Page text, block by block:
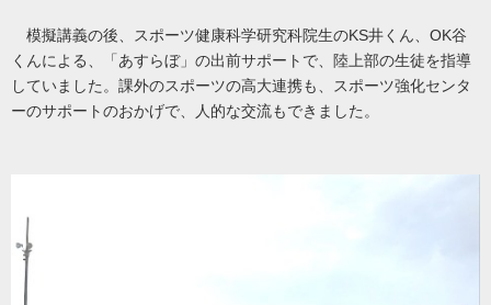
模擬講義の後、スポーツ健康科学研究科院生のKS井くん、OK谷
くんによる、「あすらぼ」の出前サポートで、陸上部の生徒を指導
していました。課外のスポーツの高大連携も、スポーツ強化センタ
ーのサポートのおかげで、人的な交流もできました。